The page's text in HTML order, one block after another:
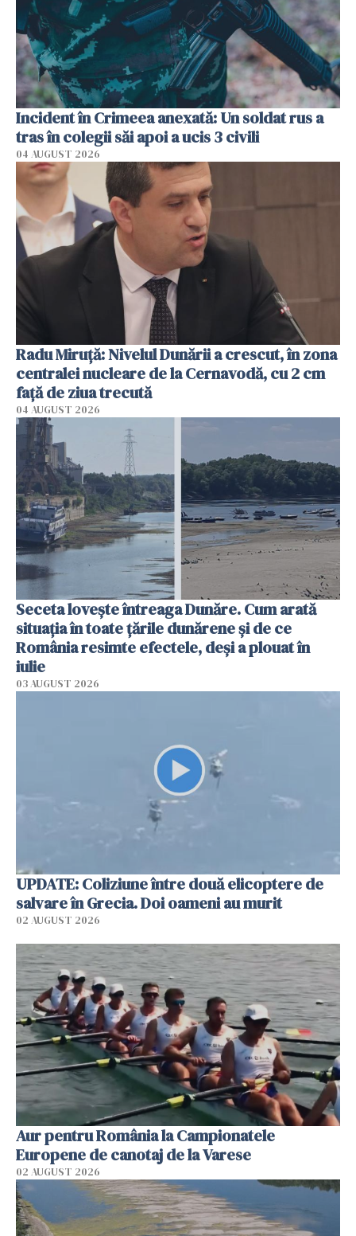
Incident în Crimeea anexată: Un soldat rus a
tras în colegii săi apoi a ucis 3 civili
04 AUGUST 2026
Radu Miruţă: Nivelul Dunării a crescut, în zona
centralei nucleare de la Cernavodă, cu 2 cm
faţă de ziua trecută
04 AUGUST 2026
Seceta lovește întreaga Dunăre. Cum arată
situația în toate țările dunărene și de ce
România resimte efectele, deși a plouat în
iulie
03 AUGUST 2026
UPDATE: Coliziune între două elicoptere de
salvare în Grecia. Doi oameni au murit
02 AUGUST 2026
Aur pentru România la Campionatele
Europene de canotaj de la Varese
02 AUGUST 2026